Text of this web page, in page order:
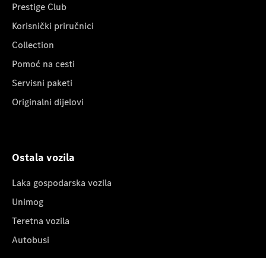
Prestige Club
Korisnički priručnici
Collection
Pomoć na cesti
Servisni paketi
Originalni dijelovi
Ostala vozila
Laka gospodarska vozila
Unimog
Teretna vozila
Autobusi